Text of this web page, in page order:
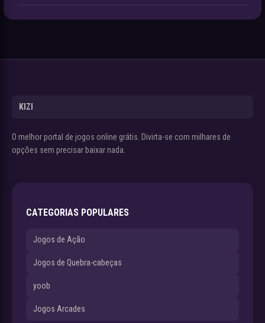
KIZI
O melhor portal de jogos online grátis. Divirta-se com milhares de
opções sem precisar baixar nada.
CATEGORIAS POPULARES
Jogos de Ação
Jogos de Quebra-cabeças
yoob
Jogos Arcades